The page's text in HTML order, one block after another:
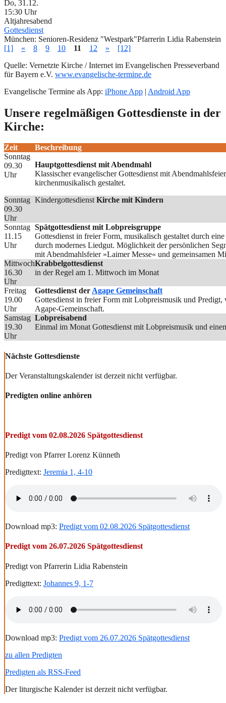
Do, 31.12.
15:30 Uhr
Altjahresabend
Gottesdienst
München: Senioren-Residenz "Westpark"Pfarrerin Lidia Rabenstein
[1]
« 8 9 10 11 12 »
[12]
Quelle: Vernetzte Kirche / Internet im Evangelischen Presseverband
für Bayern e.V. www.evangelische-termine.de
Evangelische Termine als App: iPhone App | Android App
Unsere regelmäßigen Gottesdienste in der
Kirche:
Zeit
Beschreibung
Sonntag
09.30
Uhr
Hauptgottesdienst mit Abendmahl
Klassischer evangelischer Gottesdienst mit
kirchenmusikalisch gestaltet.
Sonntag
09.30
Uhr
KindergottesdienstKirche mit Kindern
Sonntag
11.15
Uhr
Spätgottesdienst mit Lobpreisgruppe
Gottesdienst in freier Form, musikalisch gestaltet durch
durch modernes Liedgut. Möglichkeit der persönlichen
mit Abendmahlsfeier »Laimer Messe« und gemeinsamen
Mittwoch
16.30
Uhr
Krabbelgottesdienst
in der Regel am 1. Mittwoch im Monat
Freitag
19.00
Uhr
Gottesdienst derAgape Gemeinschaft
Gottesdienst in freier Form mit Lobpreismusik und Predigt,
Agape-Gemeinschaft.
Samstag
19.30
Uhr
Lobpreisabend
Einmal im Monat Gottesdienst mit Lobpreismusik und
Nächste Gottesdienste
Der Veranstaltungskalender ist derzeit nicht verfügbar.
Predigten online anhören
Predigt vom 02.08.2026 Spätgottesdienst
Predigt von Pfarrer Lorenz Künneth
Predigttext: Jeremia 1, 4-10
Download mp3: Predigt vom 02.08.2026 Spätgottesdienst
Predigt vom 26.07.2026 Spätgottesdienst
Predigt von Pfarrerin Lidia Rabenstein
Predigttext: Johannes 9, 1-7
Download mp3: Predigt vom 26.07.2026 Spätgottesdienst
zu allen Predigten
Predigten als RSS-Feed
Der liturgische Kalender ist derzeit nicht verfügbar.